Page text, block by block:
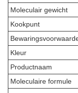
Moleculair gewicht
Kookpunt
Kleur
Productnaam
Moleculaire formule